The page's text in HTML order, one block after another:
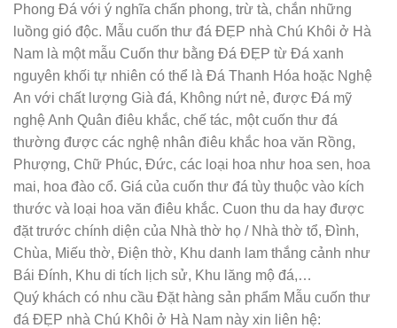
Phong Đá với ý nghĩa chấn phong, trừ tà, chắn những
luồng gió độc. Mẫu cuốn thư đá ĐẸP nhà Chú Khôi ở Hà
Nam là một mẫu Cuốn thư bằng Đá ĐẸP từ Đá xanh
nguyên khối tự nhiên có thể là Đá Thanh Hóa hoặc Nghệ
An với chất lượng Già đá, Không nứt nẻ, được Đá mỹ
nghệ Anh Quân điêu khắc, chế tác, một cuốn thư đá
thường được các nghệ nhân điêu khắc hoa văn Rồng,
Phượng, Chữ Phúc, Đức, các loại hoa như hoa sen, hoa
mai, hoa đào cổ. Giá của cuốn thư đá tùy thuộc vào kích
thước và loại hoa văn điêu khắc. Cuon thu da hay được
đặt trước chính diện của Nhà thờ họ / Nhà thờ tổ, Đình,
Chùa, Miếu thờ, Điện thờ, Khu danh lam thắng cảnh như
Bái Đính, Khu di tích lịch sử, Khu lăng mộ đá,…
Quý khách có nhu cầu Đặt hàng sản phẩm Mẫu cuốn thư
đá ĐẸP nhà Chú Khôi ở Hà Nam này xin liên hệ: